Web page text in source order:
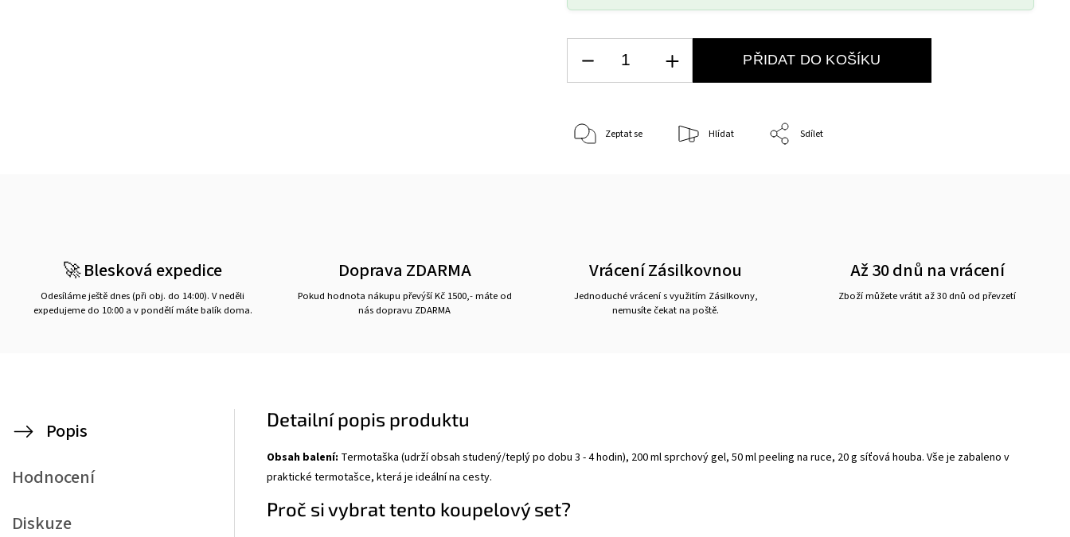
PŘIDAT DO KOŠÍKU
Zeptat se Hlídat Sdílet
🚀 Blesková expedice
Odesíláme ještě dnes (při obj. do 14:00). V neděli
expedujeme do 10:00 a v pondělí máte balík doma.
Doprava ZDARMA
Pokud hodnota nákupu převýší Kč 1500,- máte od
nás dopravu ZDARMA
Vrácení Zásilkovnou
Jednoduché vrácení s využitím Zásilkovny,
nemusíte čekat na poště.
Až 30 dnů na vrácení
Zboží můžete vrátit až 30 dnů od převzetí
Popis
Hodnocení
Diskuze
Detailní popis produktu
Obsah balení: Termotaška (udrží obsah studený/teplý po dobu 3 - 4 hodin), 200 ml sprchový gel, 50 ml peeling na ruce, 20 g síťová houba. Vše je zabaleno v
praktické termotašce, která je ideální na cesty.
Proč si vybrat tento koupelový set?